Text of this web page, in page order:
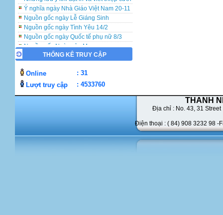
Ý nghĩa ngày Nhà Giáo Việt Nam 20-11
Nguồn gốc ngày Lễ Giáng Sinh
Nguồn gốc ngày Tình Yêu 14/2
Nguồn gốc ngày Quốc tế phụ nữ 8/3
Nguồn gốc Ngày của Mẹ
THỐNG KÊ TRUY CẬP
Online
: 31
Lượt truy cập
: 4533760
THANH
Địa chỉ : No. 43, 31 Street
Điện thoại : ( 84) 908 3232 98 -